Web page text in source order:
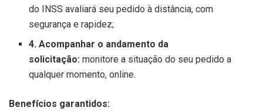
do INSS avaliará seu pedido à distância, com
segurança e rapidez;
4. Acompanhar o andamento da
solicitação: monitore a situação do seu pedido a
qualquer momento, online.
Benefícios garantidos: